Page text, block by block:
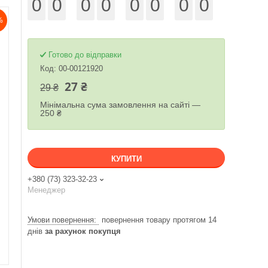
0 0 0 0 0 0 0 0
Готово до відправки
Код: 00-00121920
29 ₴ 27 ₴
Мінімальна сума замовлення на сайті —
250 ₴
КУПИТИ
+380 (73) 323-32-23
Менеджер
повернення товару протягом 14
днів за рахунок покупця